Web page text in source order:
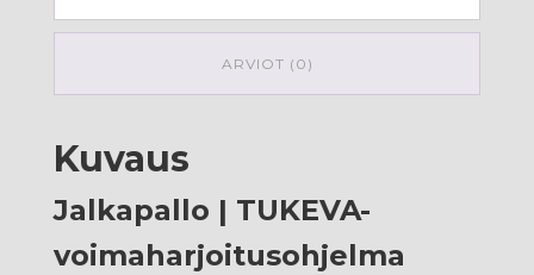
ARVIOT (0)
Kuvaus
Jalkapallo | TUKEVA-
voimaharjoitusohjelma